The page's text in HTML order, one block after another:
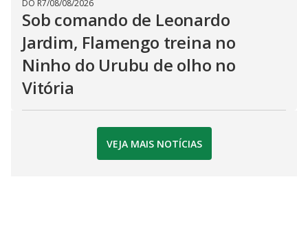
DO R7/08/08/2026
Sob comando de Leonardo
Jardim, Flamengo treina no
Ninho do Urubu de olho no
Vitória
VEJA MAIS NOTÍCIAS